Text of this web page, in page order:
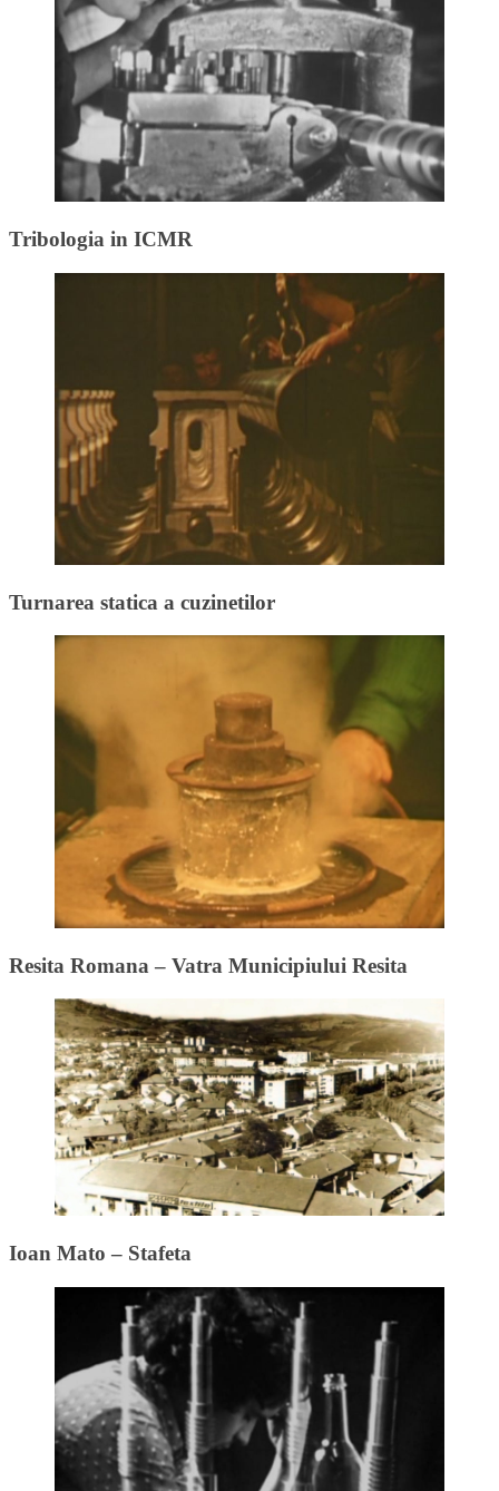
Tribologia in ICMR
Turnarea statica a cuzinetilor
Resita Romana – Vatra Municipiului Resita
Ioan Mato – Stafeta